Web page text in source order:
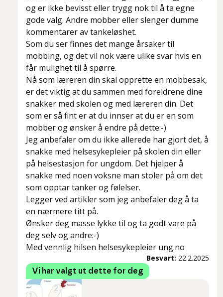
og er ikke bevisst eller trygg nok til å ta egne
gode valg. Andre mobber eller slenger dumme
kommentarer av tankeløshet.
Som du ser finnes det mange årsaker til
mobbing, og det vil nok være ulike svar hvis en
får mulighet til å spørre.
Nå som læreren din skal opprette en mobbesak,
er det viktig at du sammen med foreldrene dine
snakker med skolen og med læreren din. Det
som er så fint er at du innser at du er en som
mobber og ønsker å endre på dette:-)
Jeg anbefaler om du ikke allerede har gjort det, å
snakke med helsesykepleier på skolen din eller
på helsestasjon for ungdom. Det hjelper å
snakke med noen voksne man stoler på om det
som opptar tanker og følelser.
Legger ved artikler som jeg anbefaler deg å ta
en nærmere titt på.
Ønsker deg masse lykke til og ta godt vare på
deg selv og andre:-)
Med vennlig hilsen helsesykepleier ung.no
Besvart: 22.2.2025
Vi har valgt ut dette for deg